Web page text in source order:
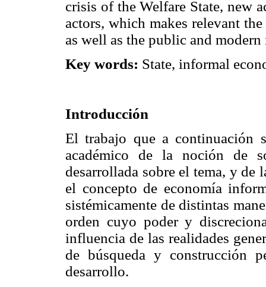
crisis of the Welfare State, new
actors, which makes relevant
as well as the public and modern
Key words: State, informal
Introducción
El trabajo que a continuación
académico de la noción de
desarrollada sobre el tema, y
el concepto de economía
sistémicamente de distintas
orden cuyo poder y
influencia de las realidades
de búsqueda y construcción
desarrollo.